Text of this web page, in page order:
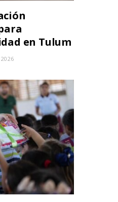
en Tulum